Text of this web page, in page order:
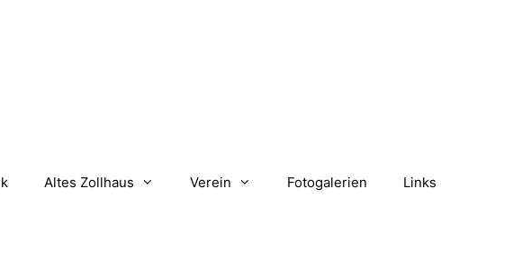
Altes Zollhaus Verein Fotogalerien Links